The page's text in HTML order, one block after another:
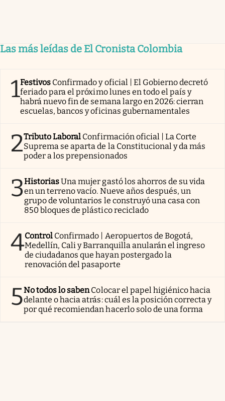
Las más leídas de El Cronista Colombia
1Festivos Confirmado y oficial | El Gobierno decretó
feriado para el próximo lunes en todo el país y
habrá nuevo fin de semana largo en 2026: cierran
escuelas, bancos y oficinas gubernamentales
2Tributo Laboral Confirmación oficial | La Corte
Suprema se aparta de la Constitucional y da más
poder a los prepensionados
3HistoriasUna mujer gastó los ahorros de su vida
en un terreno vacío. Nueve años después, un
grupo de voluntarios le construyó una casa con
850 bloques de plástico reciclado
4Control Confirmado | Aeropuertos de Bogotá,
Medellín, Cali y Barranquilla anularán el ingreso
de ciudadanos que hayan postergado la
renovación del pasaporte
5No todos lo sabenColocar el papel higiénico hacia
delante o hacia atrás: cuál es la posición correcta y
por qué recomiendan hacerlo solo de una forma